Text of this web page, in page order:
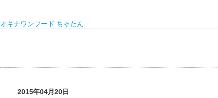
オキナワンフード ちゃたん
2015年04月20日